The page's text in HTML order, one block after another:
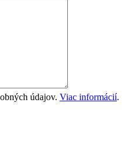
údajov. Viac informácií.